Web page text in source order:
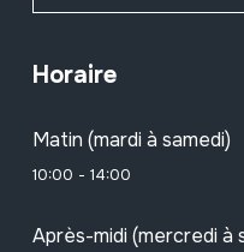
Horaire
Matin (mardi à samedi)
10:00 - 14:00
Après-midi (mercredi à